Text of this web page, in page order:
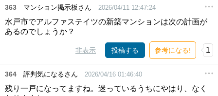
363 マンション掲示板さん 2026/04/11 12:47:24
水戸市でアルファステイツの新築マンションは次の計画が
あるのでしょうか？
非表示 投稿する 参考になる! 1
364 評判気になるさん 2026/04/16 01:46:40
残り一戸になってますね。迷っているうちにやはり、なく